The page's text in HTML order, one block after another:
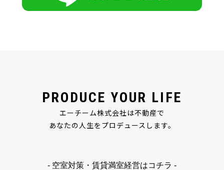
PRODUCE YOUR LIFE
エーチーム株式会社は不動産で
あなたの人生をプロデュースします。
- 空室対策・賃貸満室経営はコチラ -